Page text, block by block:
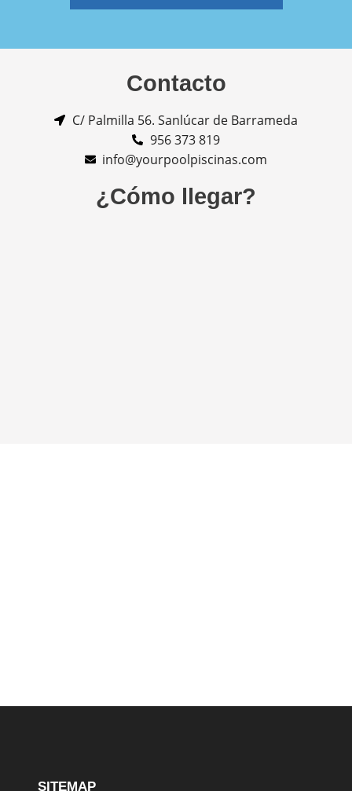
Contacto
C/ Palmilla 56. Sanlúcar de Barrameda
956 373 819
info@yourpoolpiscinas.com
¿Cómo llegar?
SITEMAP